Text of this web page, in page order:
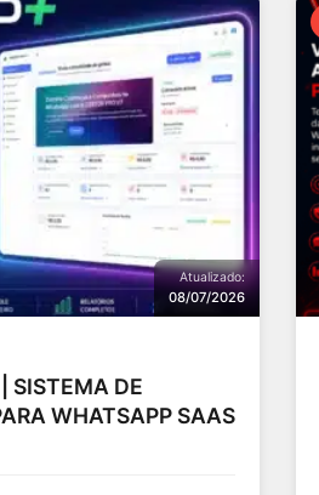
Atualizado:
08/07/2026
SISTEMA DE
WHATSAPP SAAS